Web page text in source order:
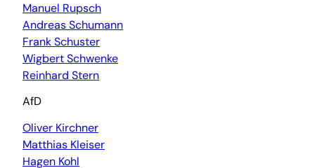
Manuel Rupsch
Andreas Schumann
Frank Schuster
Wigbert Schwenke
Reinhard Stern
AfD
Oliver Kirchner
Matthias Kleiser
Hagen Kohl